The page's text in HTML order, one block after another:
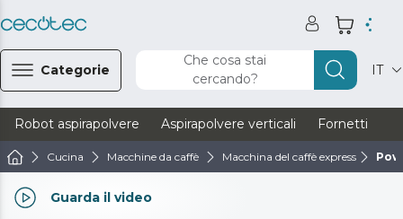
Categorie
Che cosa stai
cercando?
IT
Robot aspirapolvere Aspirapolvere verticali Fornetti
Cucina Macchine da caffè Macchina del caffè express
Guarda il video